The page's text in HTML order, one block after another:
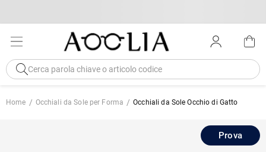
Home Occhiali da Sole per Forma Occhiali da Sole Occhio di Gatto
Prova